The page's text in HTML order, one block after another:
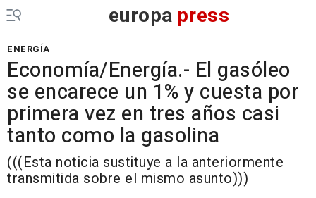
europa press
ENERGÍA
Economía/Energía.- El gasóleo
se encarece un 1% y cuesta por
primera vez en tres años casi
tanto como la gasolina
(((Esta noticia sustituye a la anteriormente
transmitida sobre el mismo asunto)))